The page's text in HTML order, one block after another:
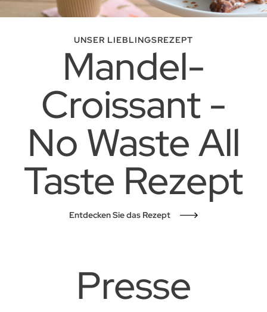
UNSER LIEBLINGSREZEPT
Mandel-
Croissant -
No Waste All
Taste Rezept
Entdecken Sie das Rezept
Presse